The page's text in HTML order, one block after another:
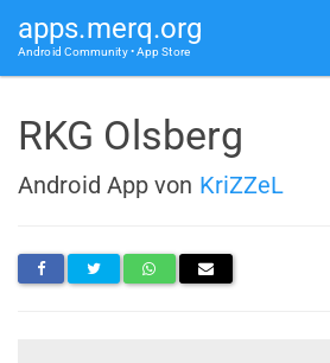
apps.merq.org
Android Community • App Store
RKG Olsberg
Android App von KriZZeL